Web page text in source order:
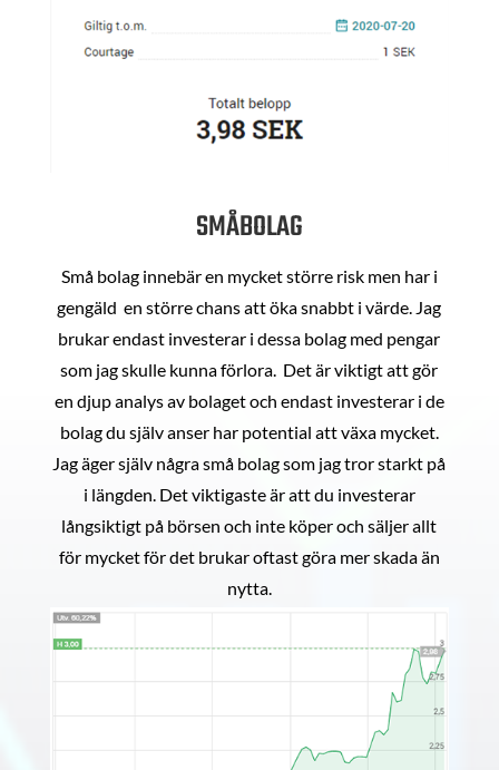
SMÅBOLAG
Små bolag innebär en mycket större risk men har i
gengäld en större chans att öka snabbt i värde. Jag
brukar endast investerar i dessa bolag med pengar
som jag skulle kunna förlora. Det är viktigt att gör
en djup analys av bolaget och endast investerar i de
bolag du själv anser har potential att växa mycket.
Jag äger själv några små bolag som jag tror starkt på
i längden. Det viktigaste är att du investerar
långsiktigt på börsen och inte köper och säljer allt
för mycket för det brukar oftast göra mer skada än
nytta.